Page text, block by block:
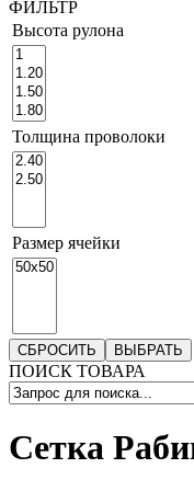
ФИЛЬТР
Высота рулона
Толщина проволоки
Размер ячейки
СБРОСИТЬ ВЫБРАТЬ
ПОИСК ТОВАРА
Сетка